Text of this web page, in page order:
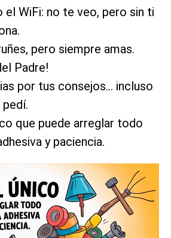
el WiFi: no te veo, pero sin ti
pero siempre amas.
Padre!
por tus consejos… incluso
que puede arreglar todo
y paciencia.